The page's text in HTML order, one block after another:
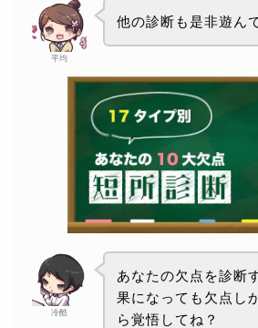
平均
他の診断も是非遊ん
冷酷
あなたの欠点を診断
果になっても欠点し
ら覚悟してね？